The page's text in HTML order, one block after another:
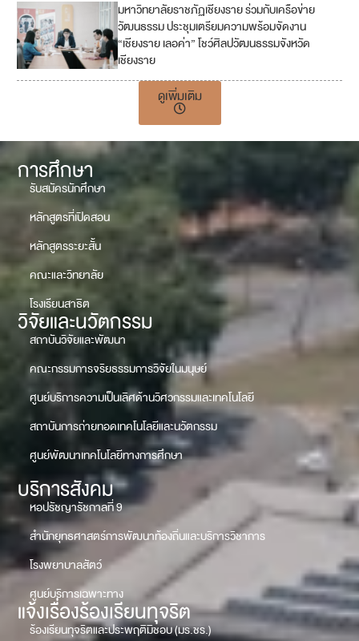
มหาวิทยาลัยราชภัฏเชียงราย ร่วมกับเครือข่าย
วัฒนธรรม ประชุมเตรียมความพร้อมจัดงาน
“เชียงราย เลอค่า” โชว์ศิลปวัฒนธรรมจังหวัด
เชียงราย
ดูเพิ่มเติม
การศึกษา
รับสมัครนักศึกษา
หลักสูตรที่เปิดสอน
หลักสูตรระยะสั้น
คณะและวิทยาลัย
โรงเรียนสาธิต
วิจัยและนวัตกรรม
สถาบันวิจัยและพัฒนา
คณะกรรมการจริยธรรมการวิจัยในมนุษย์
ศูนย์บริการความเป็นเลิศด้านวิศวกรรมและเทคโนโลยี
สถาบันการถ่ายทอดเทคโนโลยีและนวัตกรรม
ศูนย์พัฒนาเทคโนโลยีทางการศึกษา
บริการสังคม
หอปรัชญารัชกาลที่ 9
สำนักยุทธศาสตร์การพัฒนาท้องถิ่นและบริการวิชาการ
โรงพยาบาลสัตว์
ศูนย์บริการเฉพาะทาง
แจ้งเรื่องร้องเรียนทุจริต
ร้องเรียนทุจริตและประพฤติมิชอบ (มร.ชร.)